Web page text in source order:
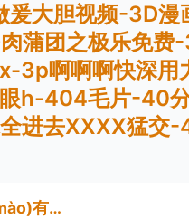
爰大胆视频-3D漫
蒲团之极乐免费
3p啊啊啊快深用
h-404毛片-40
进去XXXX猛交
上海之倫商貿(mào)有限公司